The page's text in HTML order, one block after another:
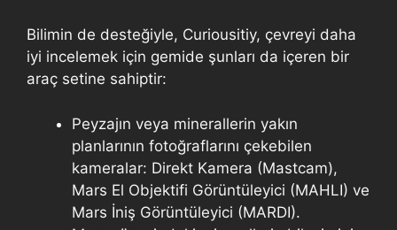
Bilimin de desteğiyle, Curiousitiy, çevreyi daha
iyi incelemek için gemide şunları da içeren bir
araç setine sahiptir:
Peyzajın veya minerallerin yakın
planlarının fotoğraflarını çekebilen
kameralar: Direkt Kamera (Mastcam),
Mars El Objektifi Görüntüleyici (MAHLI) ve
Mars İniş Görüntüleyici (MARDI).